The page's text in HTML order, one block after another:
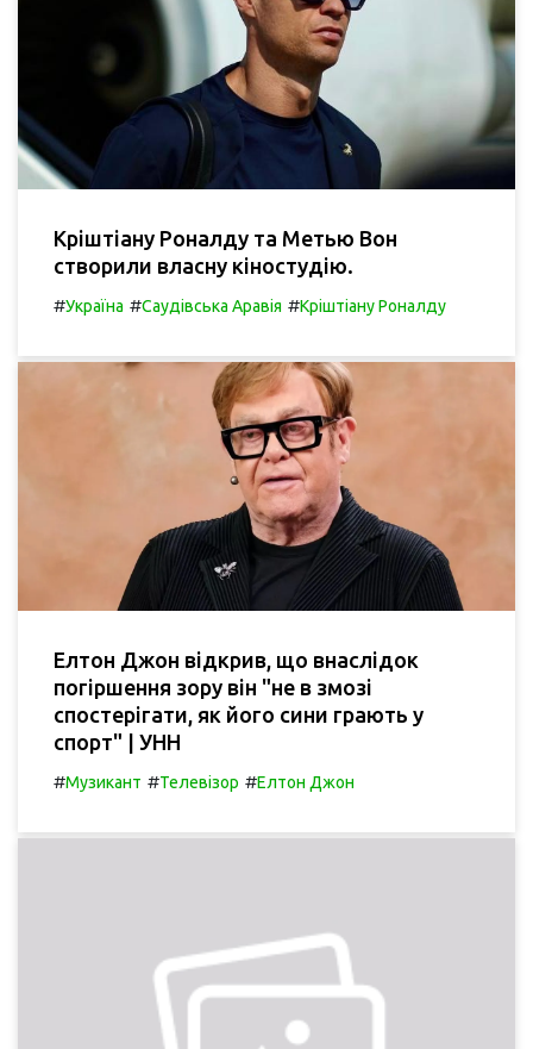
Кріштіану Роналду та Метью Вон
створили власну кіностудію.
#Україна #Саудівська Аравія #Кріштіану Роналду
Елтон Джон відкрив, що внаслідок
погіршення зору він "не в змозі
спостерігати, як його сини грають у
спорт" | УНН
#Музикант #Телевізор #Елтон Джон